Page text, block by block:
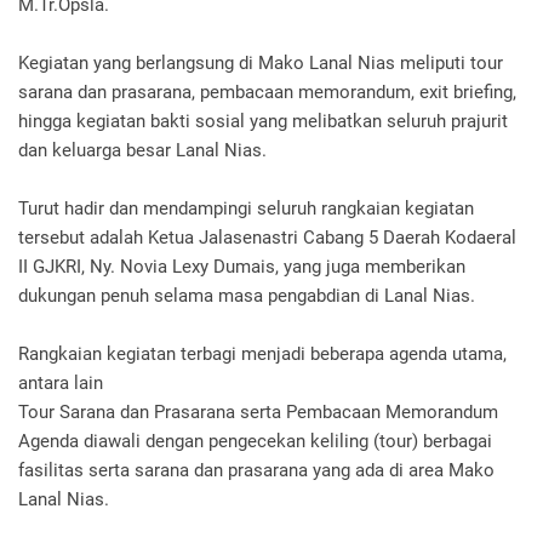
M.Tr.Opsla.
Kegiatan yang berlangsung di Mako Lanal Nias meliputi tour
sarana dan prasarana, pembacaan memorandum, exit briefing,
hingga kegiatan bakti sosial yang melibatkan seluruh prajurit
dan keluarga besar Lanal Nias.
Turut hadir dan mendampingi seluruh rangkaian kegiatan
tersebut adalah Ketua Jalasenastri Cabang 5 Daerah Kodaeral
II GJKRI, Ny. Novia Lexy Dumais, yang juga memberikan
dukungan penuh selama masa pengabdian di Lanal Nias.
Rangkaian kegiatan terbagi menjadi beberapa agenda utama,
antara lain
Tour Sarana dan Prasarana serta Pembacaan Memorandum
Agenda diawali dengan pengecekan keliling (tour) berbagai
fasilitas serta sarana dan prasarana yang ada di area Mako
Lanal Nias.